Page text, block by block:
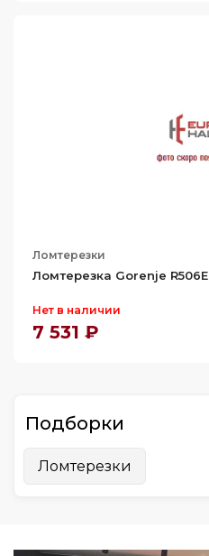
Ломтерезки
Ломтерезка Gorenje R506E
Нет в наличии
7 531 ₽
Подборки
Ломтерезки